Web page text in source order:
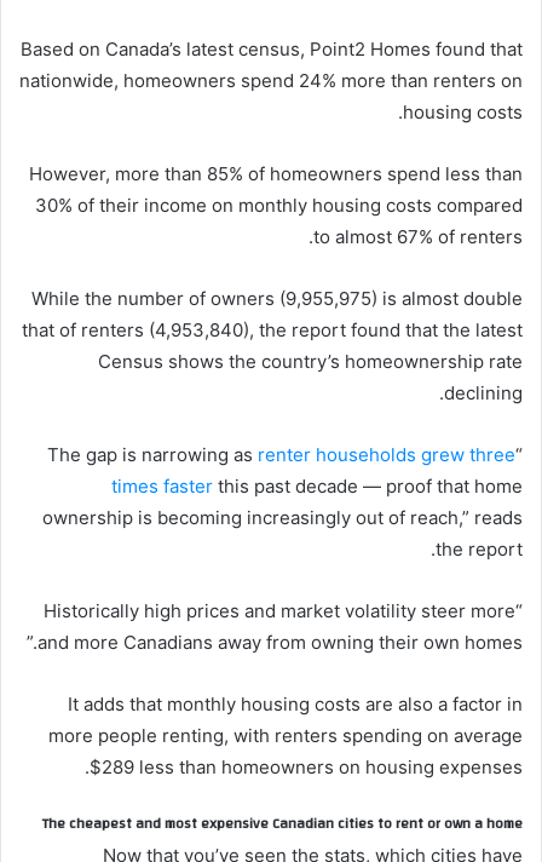
Based on Canada’s latest census, Point2 Homes found that
nationwide, homeowners spend 24% more than renters on
housing costs.
However, more than 85% of homeowners spend less than
30% of their income on monthly housing costs compared
to almost 67% of renters.
While the number of owners (9,955,975) is almost double
that of renters (4,953,840), the report found that the latest
Census shows the country’s homeownership rate
declining.
“The gap is narrowing as
renter households grew three
times faster this past decade — proof that home
ownership is becoming increasingly out of reach,” reads
the report.
“Historically high prices and market volatility steer more
and more Canadians away from owning their own homes.”
It adds that monthly housing costs are also a factor in
more people renting, with renters spending on average
$289 less than homeowners on housing expenses.
The cheapest and most expensive Canadian cities to rent or own a home
Now that you’ve seen the stats, which cities have